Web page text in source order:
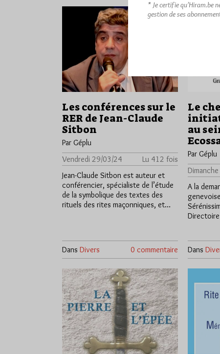
Les conférences sur le
RER de Jean-Claude
Sitbon
Par Géplu
Vendredi 29/03/24
Lu 412 fois
Jean-Claude Sitbon est auteur et
conférencier, spécialiste de l’étude
de la symbolique des textes des
rituels des rites maçonniques, et…
Dans Divers 0 commentaire
Le
au
Par Géplu
A la
Dans
* Je certifie qu’Hiram.be
gestion de ses